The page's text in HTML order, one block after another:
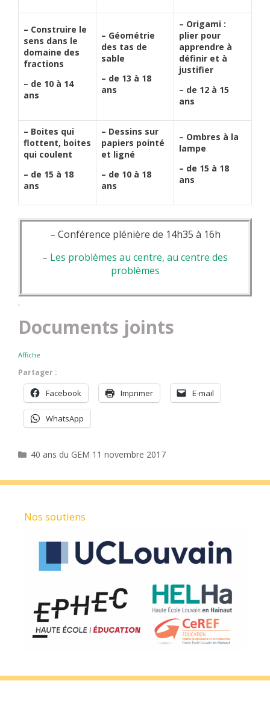
– Construire le
sens dans le
domaine des
fractions
– de 10 à 14
ans
– Géométrie
des tas de
sable
– de 13 à 18
ans
– Origami :
plier pour
apprendre à
définir et à
justifier
– de 12 à 15
ans
– Boites qui
flottent, boites
qui coulent
– de 15 à 18
ans
– Dessins sur
papiers pointé
et ligné
– de 10 à 18
ans
– Ombres à la
lampe
– de 15 à 18
ans
– Conférence plénière de 14h35 à 16h
– Les problèmes au centre, au centre des
problèmes
.
Documents joints
Affiche
Partager :
Facebook Imprimer E-mail
WhatsApp
Catégories
40 ans du GEM 11 novembre 2017
Nos soutiens